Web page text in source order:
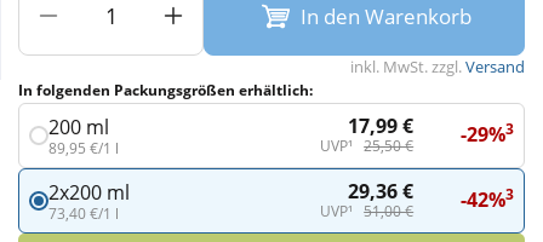
Wellness
In den Warenkorb
inkl. MwSt. zzgl.Versand
In folgenden Packungsgrößen erhältlich:
200 ml
89,95 €/1 l
17,99 €
UVP¹ 25,50 € -29%3
2x200 ml
73,40 €/1 l
29,36 €
UVP¹ 51,00 € -42%3